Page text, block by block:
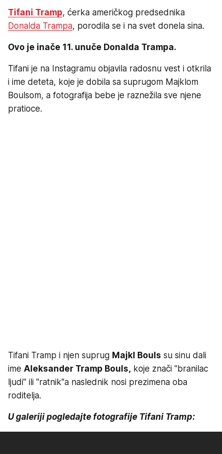
Tifani Tramp, ćerka američkog predsednika
Donalda Trampa, porodila se i na svet donela sina.
Ovo je inače 11. unuče Donalda Trampa.
Tifani je na Instagramu objavila radosnu vest i otkrila
i ime deteta, koje je dobila sa suprugom Majklom
Boulsom, a fotografija bebe je raznežila sve njene
pratioce.
Tifani Tramp i njen suprug Majkl Bouls su sinu dali
ime Aleksander Tramp Bouls, koje znači "branilac
ljudi" ili "ratnik"a naslednik nosi prezimena oba
roditelja.
U galeriji pogledajte fotografije Tifani Tramp: